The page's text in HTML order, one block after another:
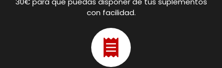
con facilidad.